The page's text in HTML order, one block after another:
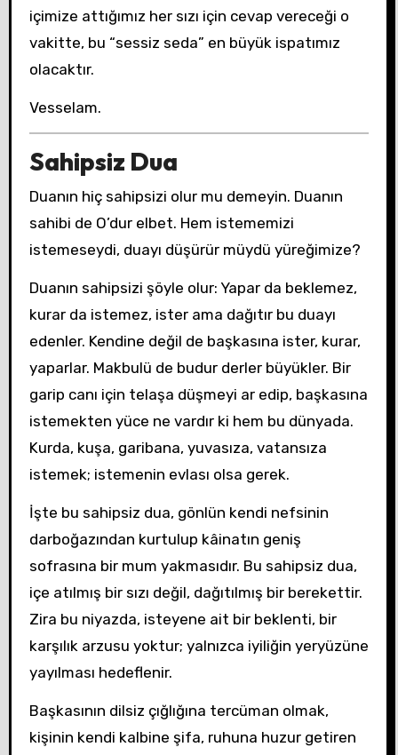
içimize attığımız her sızı için cevap vereceği o
vakitte, bu “sessiz seda” en büyük ispatımız
olacaktır.
Vesselam.
Sahipsiz Dua
Duanın hiç sahipsizi olur mu demeyin. Duanın
sahibi de O’dur elbet. Hem istememizi
istemeseydi, duayı düşürür müydü yüreğimize?
Duanın sahipsizi şöyle olur: Yapar da beklemez,
kurar da istemez, ister ama dağıtır bu duayı
edenler. Kendine değil de başkasına ister, kurar,
yaparlar. Makbulü de budur derler büyükler. Bir
garip canı için telaşa düşmeyi ar edip, başkasına
istemekten yüce ne vardır ki hem bu dünyada.
Kurda, kuşa, garibana, yuvasıza, vatansıza
istemek; istemenin evlası olsa gerek.
İşte bu sahipsiz dua, gönlün kendi nefsinin
darboğazından kurtulup kâinatın geniş
sofrasına bir mum yakmasıdır. Bu sahipsiz dua,
içe atılmış bir sızı değil, dağıtılmış bir berekettir.
Zira bu niyazda, isteyene ait bir beklenti, bir
karşılık arzusu yoktur; yalnızca iyiliğin yeryüzüne
yayılması hedeflenir.
Başkasının dilsiz çığlığına tercüman olmak,
kişinin kendi kalbine şifa, ruhuna huzur getiren